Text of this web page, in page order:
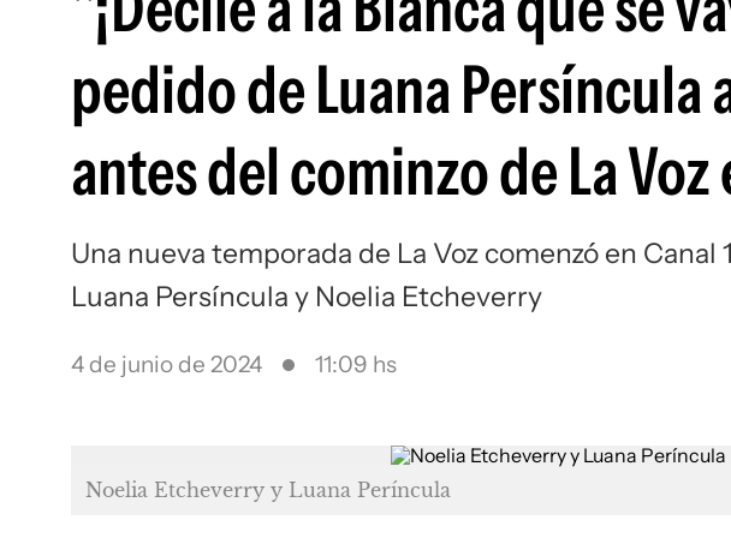
pedido de Luana Persíncula
antes del cominzo de La Voz
Una nueva temporada de La Voz comenzó en
Luana Persíncula y Noelia Etcheverry
4 de junio de 2024 11:09 hs
Noelia Etcheverry y Luana Períncula